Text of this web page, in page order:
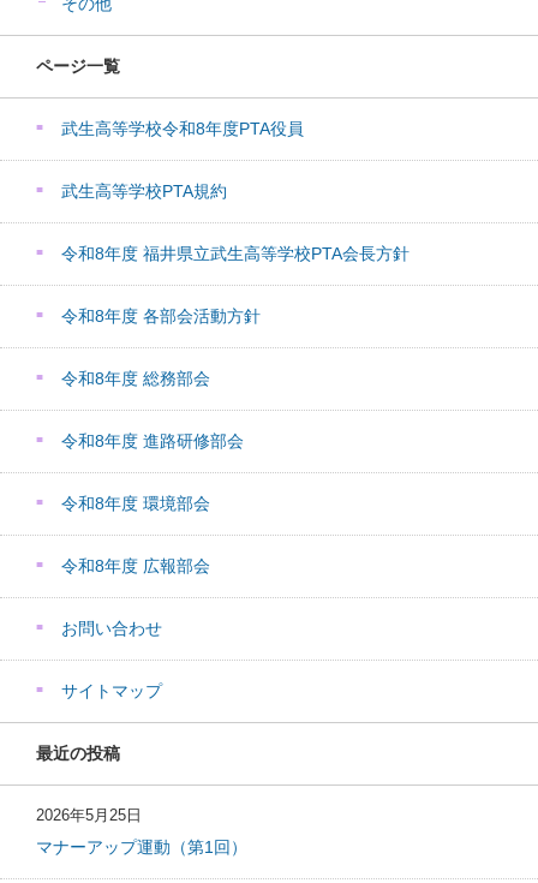
その他
ページ一覧
武生高等学校令和8年度PTA役員
武生高等学校PTA規約
令和8年度 福井県立武生高等学校PTA会長方針
令和8年度 各部会活動方針
令和8年度 総務部会
令和8年度 進路研修部会
令和8年度 環境部会
令和8年度 広報部会
お問い合わせ
サイトマップ
最近の投稿
2026年5月25日
マナーアップ運動（第1回）